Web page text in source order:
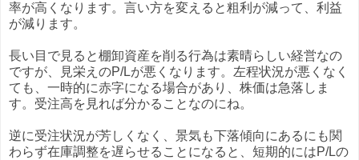
率が高くなります。言い方を変えると粗利が減って、利益
が減ります。
長い目で見ると棚卸資産を削る行為は素晴らしい経営なの
ですが、見栄えのP/Lが悪くなります。左程状況が悪くなく
ても、一時的に赤字になる場合があり、株価は急落しま
す。受注高を見れば分かることなのにね。
逆に受注状況が芳しくなく、景気も下落傾向にあるにも関
わらず在庫調整を遅らせることになると、短期的にはP/Lの